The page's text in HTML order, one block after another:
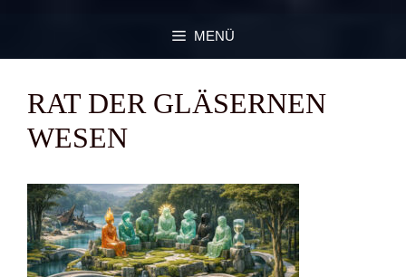
MENÜ
RAT DER GLÄ­SER­NEN
WESEN